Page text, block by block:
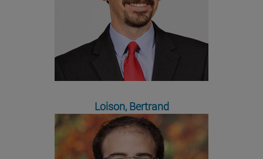
Loison, Bertrand